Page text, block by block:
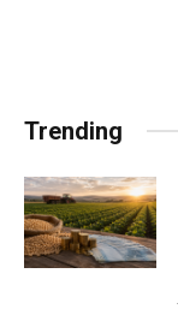
Trending